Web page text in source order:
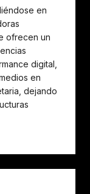
en
ofrecen un
digital,
en
dejando